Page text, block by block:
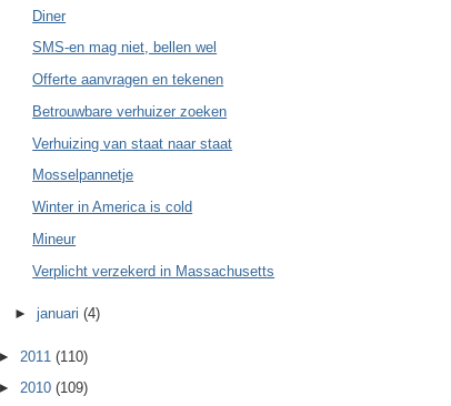
Diner
SMS-en mag niet, bellen wel
Offerte aanvragen en tekenen
Betrouwbare verhuizer zoeken
Verhuizing van staat naar staat
Mosselpannetje
Winter in America is cold
Mineur
Verplicht verzekerd in Massachusetts
►januari(4)
► 2011 (110)
► 2010 (109)